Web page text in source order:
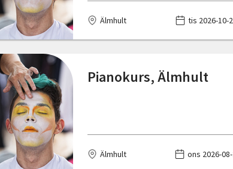
Älmhult tis 2026-10-
Pianokurs, Älmhult
Älmhult ons 2026-